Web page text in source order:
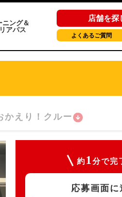
ニング＆
アパス
店舗を探
よくあるご質問
かえり！クルー
約 1 分で完
応募画面に